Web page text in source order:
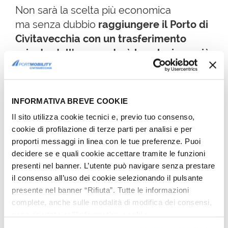
INFORMATIVA BREVE COOKIE
Il sito utilizza cookie tecnici e, previo tuo consenso,
cookie di profilazione di terze parti per analisi e per
proporti messaggi in linea con le tue preferenze. Puoi
decidere se e quali cookie accettare tramite le funzioni
presenti nel banner. L’utente può navigare senza prestare
il consenso all’uso dei cookie selezionando il pulsante
presente nel banner “Rifiuta”. Tutte le informazioni
complete, anche sulle modalità di modifica dei consensi,
Non sarà la scelta più economica
ma senza dubbio raggiungere il Porto di
Civitavecchia con un trasferimento
privato dall'aeroporto è la soluzione più
comoda.
accreditati (noleggio con conducente)
che effettuano il trasporto arrivano
direttamente alCentro Servizi Largo
della Pace, principale infopointdel Porto
di Civitavecchia e punto di
arrivo/partenza per tutti i crocieristi. Da
qui è possibile raggiungere i moli dove
avviene l'imbarco/sbarco delle navi da
crociera, attraverso unservizio di